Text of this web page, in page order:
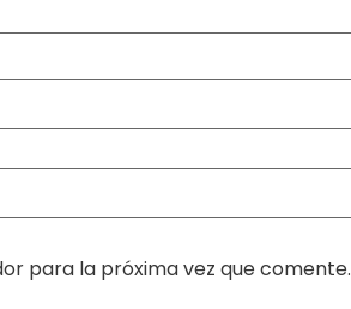
para la próxima vez que comente.